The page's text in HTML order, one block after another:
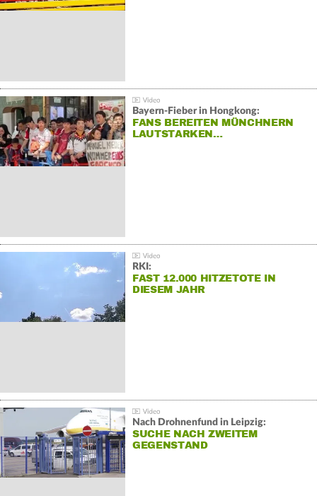
Bayern-Fieber in Hongkong:
FANS BEREITEN MÜNCHNERN
LAUTSTARKEN…
RKI:
FAST 12.000 HITZETOTE IN
DIESEM JAHR
Nach Drohnenfund in Leipzig:
SUCHE NACH ZWEITEM
GEGENSTAND